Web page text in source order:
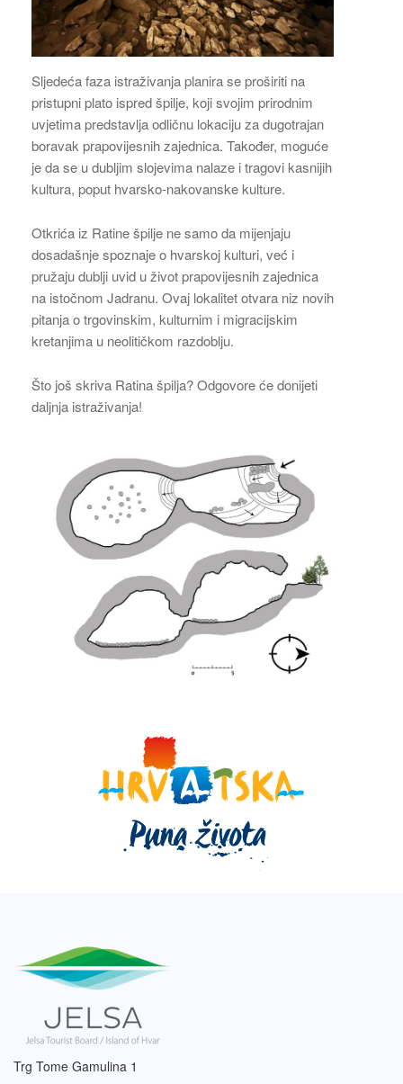
Sljedeća faza istraživanja planira se proširiti na
pristupni plato ispred špilje, koji svojim prirodnim
uvjetima predstavlja odličnu lokaciju za dugotrajan
boravak prapovijesnih zajednica. Također, moguće
je da se u dubljim slojevima nalaze i tragovi kasnijih
kultura, poput hvarsko-nakovanske kulture.
Otkrića iz Ratine špilje ne samo da mijenjaju
dosadašnje spoznaje o hvarskoj kulturi, već i
pružaju dublji uvid u život prapovijesnih zajednica
na istočnom Jadranu. Ovaj lokalitet otvara niz novih
pitanja o trgovinskim, kulturnim i migracijskim
kretanjima u neolitičkom razdoblju.
Što još skriva Ratina špilja? Odgovore će donijeti
daljnja istraživanja!
Trg Tome Gamulina 1